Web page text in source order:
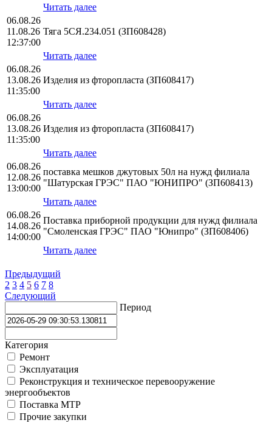
Читать далее
06.08.26
11.08.26
12:37:00
Тяга 5СЯ.234.051 (ЗП608428)
Читать далее
06.08.26
13.08.26
11:35:00
Изделия из фторопласта (ЗП608417)
Читать далее
06.08.26
13.08.26
11:35:00
Изделия из фторопласта (ЗП608417)
Читать далее
06.08.26
12.08.26
13:00:00
поставка мешков джутовых 50л на нужд филиала
"Шатурская ГРЭС" ПАО "ЮНИПРО" (ЗП608413)
Читать далее
06.08.26
14.08.26
14:00:00
Поставка приборной продукции для нужд филиала
"Смоленская ГРЭС" ПАО "Юнипро" (ЗП608406)
Читать далее
Предыдущий
2 3 4 5 6 7 8
Следующий
Период
Категория
Ремонт
Эксплуатация
Реконструкция и техническое перевооружение
энергообъектов
Поставка МТР
Прочие закупки